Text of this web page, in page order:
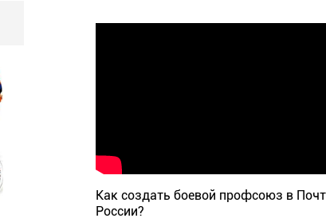
Как создать боевой профсоюз в
России?